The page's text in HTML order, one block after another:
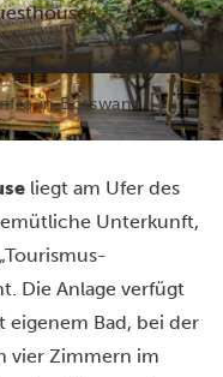
in Botswana
liegt am Ufer des
Unterkunft,
Die Anlage verfügt
Bad, bei der
vier Zimmern im